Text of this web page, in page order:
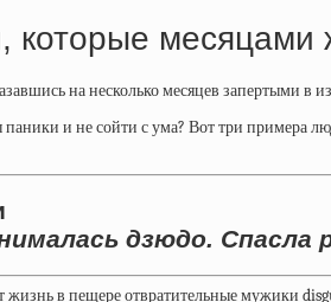
которые
на несколько месяцев запертыми в
и не сойти с ума? Вот три примера
дзюдо. Спасла